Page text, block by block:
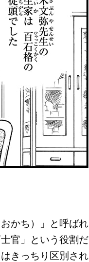
かち）」と呼ばれ
官」という役割だ
きっちり区別され